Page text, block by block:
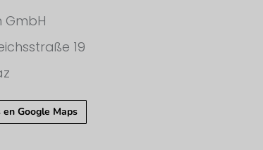
GmbH
19
en Google Maps